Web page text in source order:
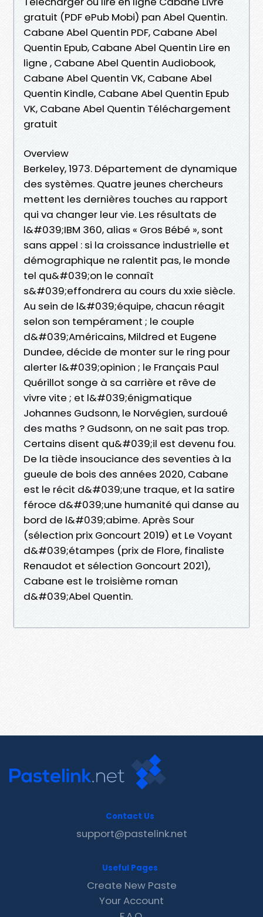
gratuit (PDF ePub Mobi) pan Abel Quentin.
Cabane Abel Quentin PDF, Cabane Abel
Quentin Epub, Cabane Abel Quentin Lire en
ligne , Cabane Abel Quentin Audiobook,
Cabane Abel Quentin VK, Cabane Abel
Quentin Kindle, Cabane Abel Quentin Epub
VK, Cabane Abel Quentin Téléchargement
gratuit
Overview
Berkeley, 1973. Département de dynamique
des systèmes. Quatre jeunes chercheurs
mettent les dernières touches au rapport
qui va changer leur vie. Les résultats de
l&#039;IBM 360, alias « Gros Bébé », sont
sans appel : si la croissance industrielle et
démographique ne ralentit pas, le monde
tel qu&#039;on le connaît
s&#039;effondrera au cours du xxie siècle.
Au sein de l&#039;équipe, chacun réagit
selon son tempérament ; le couple
d&#039;Américains, Mildred et Eugene
Dundee, décide de monter sur le ring pour
alerter l&#039;opinion ; le Français Paul
Quérillot songe à sa carrière et rêve de
vivre vite ; et l&#039;énigmatique
Johannes Gudsonn, le Norvégien, surdoué
des maths ? Gudsonn, on ne sait pas trop.
Certains disent qu&#039;il est devenu fou.
De la tiède insouciance des seventies à la
gueule de bois des années 2020, Cabane
est le récit d&#039;une traque, et la satire
féroce d&#039;une humanité qui danse au
bord de l&#039;abime. Après Sour
(sélection prix Goncourt 2019) et Le Voyant
d&#039;étampes (prix de Flore, finaliste
Renaudot et sélection Goncourt 2021),
Cabane est le troisième roman
d&#039;Abel Quentin.
Contact Us
support@pastelink.net
Useful Pages
Create New Paste
Your Account